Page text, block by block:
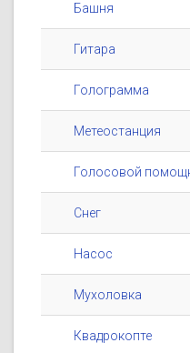
Башня
Гитара
Голограмма
Метеостанция
Голосовой
Снег
Насос
Мухоловка
Квадрокопте